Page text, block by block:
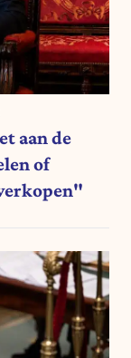
aan de
of